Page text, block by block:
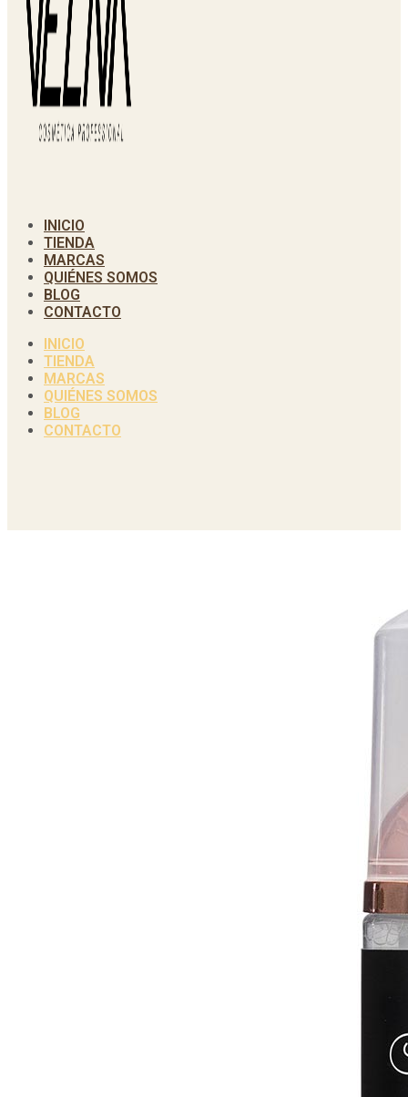
INICIO
TIENDA
MARCAS
QUIÉNES SOMOS
BLOG
CONTACTO
INICIO
TIENDA
MARCAS
QUIÉNES SOMOS
BLOG
CONTACTO